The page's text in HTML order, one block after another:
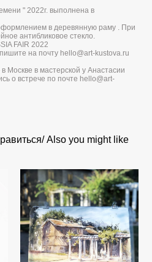
" 2022г. выполнена в
в деревянную раму . При
антибликовое стекло.
FAIR 2022
на почту hello@art-kustova.ru
Москве в мастерской у Анастасии
о встрече по почте hello@art-
Also you might like